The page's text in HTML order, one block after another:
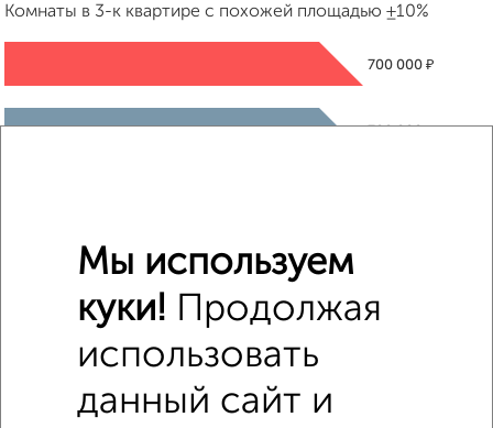
Комнаты в 3-к квартире с похожей площадью ±10%
700 000 ₽
700 000₽
Средняя цена район
Это предложение
Средняя цена по городу
Похожие предложения рядом
Комнаты в 3-к квартире недалеко от Кузнецкий проспект
Мы используем
куки! Продолжая
использовать
данный сайт и